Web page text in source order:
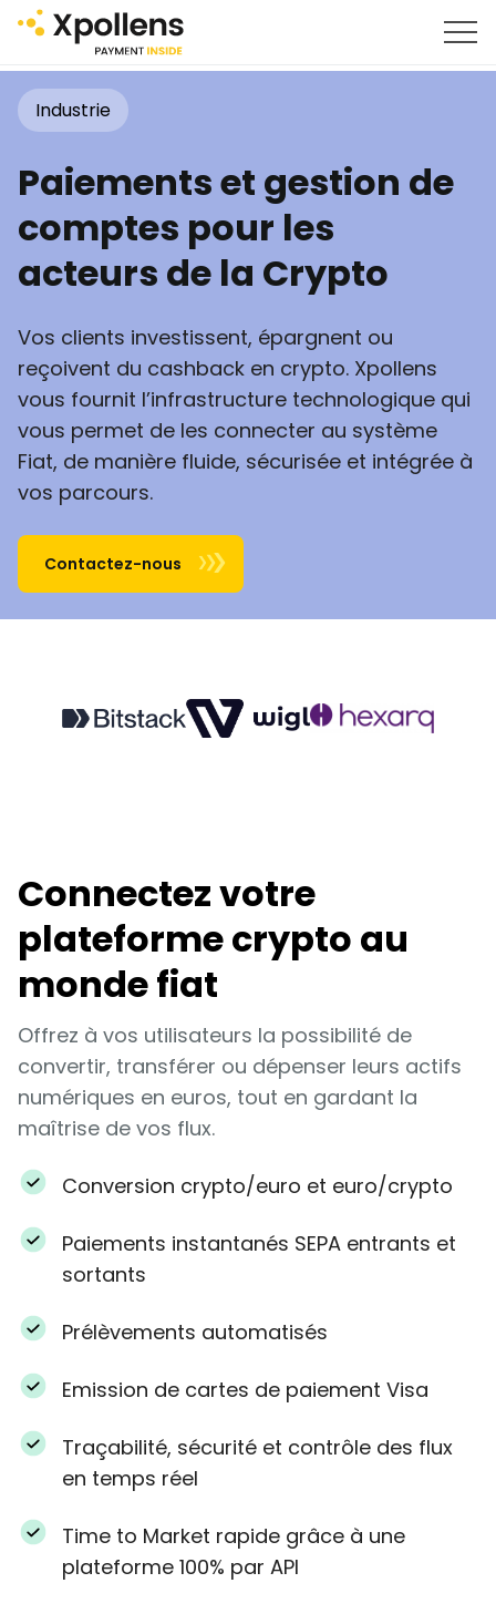
Industrie
Paiements et gestion de
comptes pour les
acteurs de la Crypto
Vos clients investissent, épargnent ou
reçoivent du cashback en crypto. Xpollens
vous fournit l’infrastructure technologique qui
vous permet de les connecter au système
Fiat, de manière fluide, sécurisée et intégrée à
vos parcours.
Contactez-nous
Connectez votre
plateforme crypto au
monde fiat
Offrez à vos utilisateurs la possibilité de
convertir, transférer ou dépenser leurs actifs
numériques en euros, tout en gardant la
maîtrise de vos flux.
Conversion crypto/euro et euro/crypto
Paiements instantanés SEPA entrants et
sortants
Prélèvements automatisés
Emission de cartes de paiement Visa
Traçabilité, sécurité et contrôle des flux
en temps réel
Time to Market rapide grâce à une
plateforme 100% par API